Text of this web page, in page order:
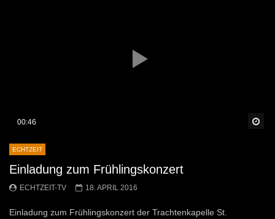
00:46
ECHTZEIT
Einladung zum Frühlingskonzert
ECHTZEIT-TV 18. APRIL 2016
Einladung zum Frühlingskonzert der Trachtenkapelle St.